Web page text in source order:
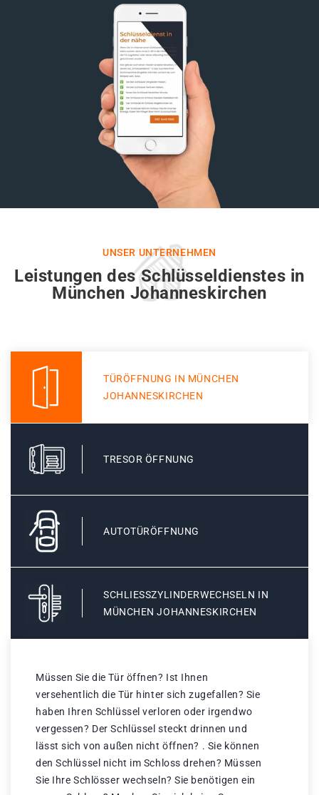
UNSER UNTERNEHMEN
Leistungen des Schlüsseldienstes in
München Johanneskirchen
TÜRÖFFNUNG IN MÜNCHEN
JOHANNESKIRCHEN
TRESOR ÖFFNUNG
AUTOTÜRÖFFNUNG
SCHLIESSZYLINDERWECHSELN IN M
ÜNCHEN JOHANNESKIRCHEN
Müssen Sie die Tür öffnen? Ist Ihnen
versehentlich die Tür hinter sich zugefallen? Sie
haben Ihren Schlüssel verloren oder irgendwo
vergessen? Der Schlüssel steckt drinnen und
lässt sich von außen nicht öffnen? . Sie können
den Schlüssel nicht im Schloss drehen? Müssen
Sie Ihre Schlösser wechseln? Sie benötigen ein